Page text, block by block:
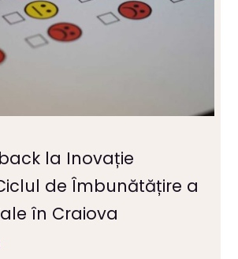
la Inovație
de Îmbunătățire a
în Craiova